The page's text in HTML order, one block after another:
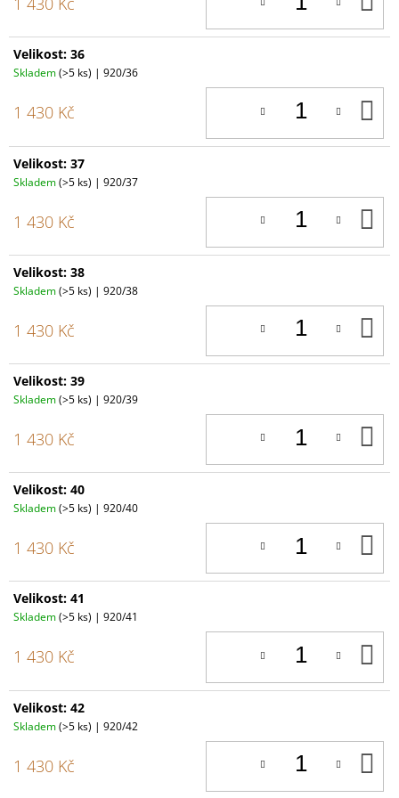
Velikost: 36
Skladem(>5 ks) | 920/36
1 430 Kč
Velikost: 37
Skladem(>5 ks) | 920/37
1 430 Kč
Velikost: 38
Skladem(>5 ks) | 920/38
1 430 Kč
Velikost: 39
Skladem(>5 ks) | 920/39
1 430 Kč
Velikost: 40
Skladem(>5 ks) | 920/40
1 430 Kč
Velikost: 41
Skladem(>5 ks) | 920/41
1 430 Kč
Velikost: 42
Skladem(>5 ks) | 920/42
1 430 Kč